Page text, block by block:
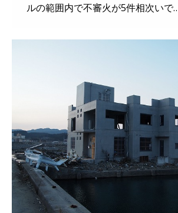
ルの範囲内で不審火が5件相次いで